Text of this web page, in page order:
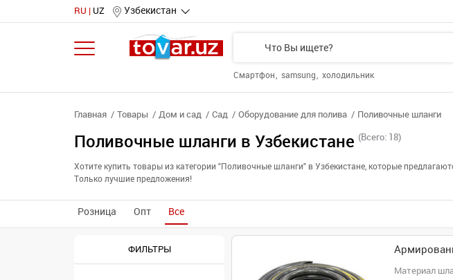
RU UZ Узбекистан
Смартфон samsung холодильник
Главная Товары Дом и сад Сад Оборудование для полива Поливочные шланги
Поливочные шланги в Узбекистане (Всего: 18)
Хотите купить товары из категории "Поливочные шланги" в Узбекистане, которые
Только лучшие предложения!
Розница Опт Все
ФИЛЬТРЫ
Материал